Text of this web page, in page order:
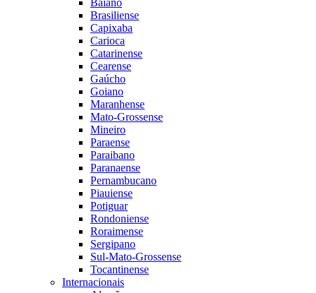
Brasiliense
Capixaba
Carioca
Catarinense
Cearense
Gaúcho
Goiano
Maranhense
Mato-Grossense
Mineiro
Paraense
Paraibano
Paranaense
Pernambucano
Piauiense
Potiguar
Rondoniense
Roraimense
Sergipano
Sul-Mato-Grossense
Tocantinense
Internacionais